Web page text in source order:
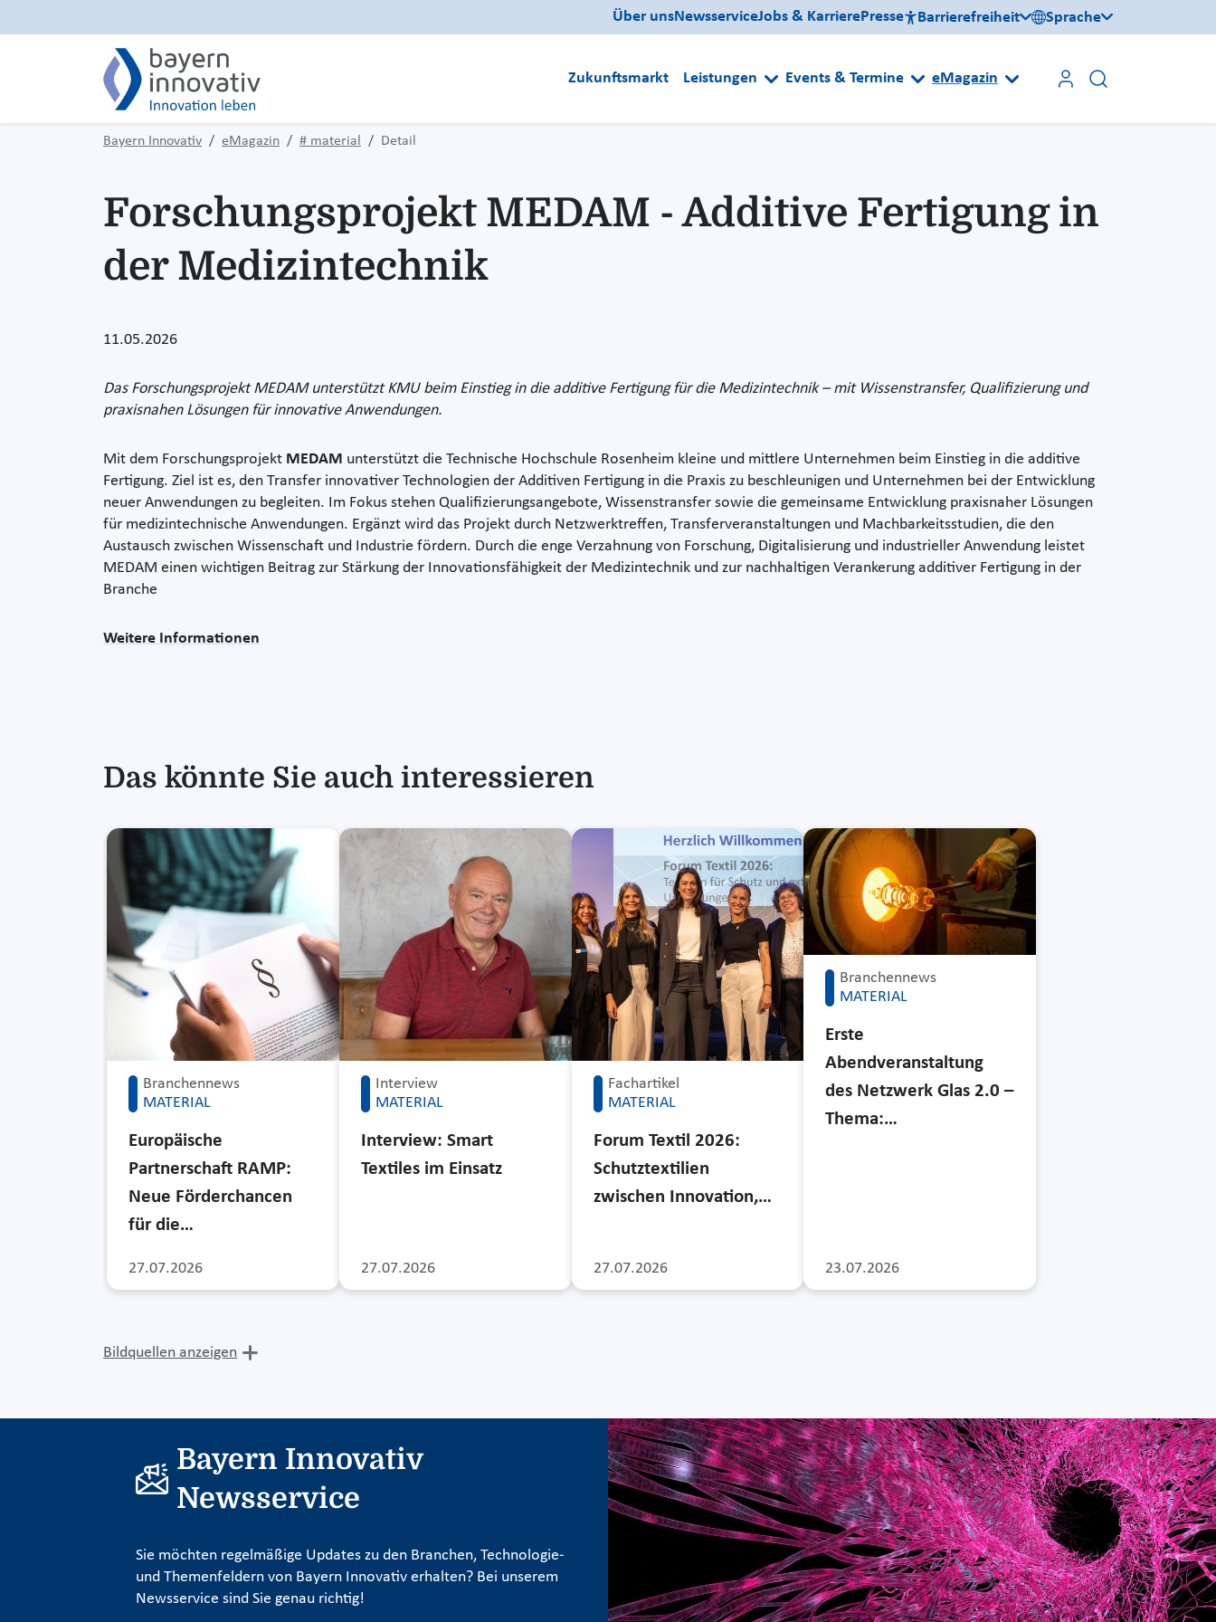
Über unsNewsserviceJobs & KarrierePresse Barrierefreiheit Sprache
Zukunftsmarkt Leistungen Events & Termine eMagazin
Bayern Innovativ eMagazin # material Detail
Forschungsprojekt MEDAM - Additive Fertigung in
der Medizintechnik
11.05.2026
Das Forschungsprojekt MEDAM unterstützt KMU beim Einstieg in die additive Fertigung für die Medizintechnik – mit Wissenstransfer, Qualifizierung und
praxisnahen Lösungen für innovative Anwendungen.
Mit dem Forschungsprojekt MEDAM unterstützt die Technische Hochschule Rosenheim kleine und mittlere Unternehmen beim Einstieg in die additive
Fertigung. Ziel ist es, den Transfer innovativer Technologien der Additiven Fertigung in die Praxis zu beschleunigen und Unternehmen bei der Entwicklung
neuer Anwendungen zu begleiten. Im Fokus stehen Qualifizierungsangebote, Wissenstransfer sowie die gemeinsame Entwicklung praxisnaher Lösungen
für medizintechnische Anwendungen. Ergänzt wird das Projekt durch Netzwerktreffen, Transferveranstaltungen und Machbarkeitsstudien, die den
Austausch zwischen Wissenschaft und Industrie fördern. Durch die enge Verzahnung von Forschung, Digitalisierung und industrieller Anwendung leistet
MEDAM einen wichtigen Beitrag zur Stärkung der Innovationsfähigkeit der Medizintechnik und zur nachhaltigen Verankerung additiver Fertigung in der
Branche
Weitere Informationen
Das könnte Sie auch interessieren
Branchennews
MATERIAL
27.07.2026
Europäische
Partnerschaft RAMP:
Neue Förderchancen
für die…
Interview
MATERIAL
27.07.2026
Interview: Smart
Textiles im Einsatz
Fachartikel
MATERIAL
27.07.2026
Forum Textil 2026:
Schutztextilien
zwischen Innovation,…
Branchennews
MATERIAL
23.07.2026
Erste
Abendveranstaltung
des Netzwerk Glas 2.0 –
Thema:…
Bildquellen anzeigen
Bayern Innovativ
Newsservice
Sie möchten regelmäßige Updates zu den Branchen, Technologie-
und Themenfeldern von Bayern Innovativ erhalten? Bei unserem
Newsservice sind Sie genau richtig!